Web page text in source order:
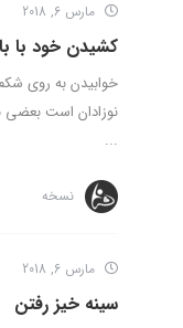
مارس 6, 2018
کشیدن خود با
خوابیدن به روی
نوزادان است بعضی
...
نسخه
مارس 6, 2018
سینه خیز رفتن